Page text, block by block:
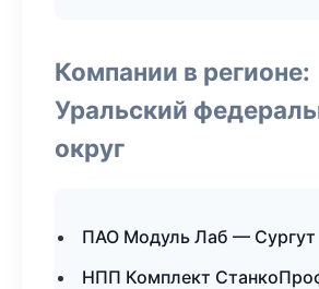
Компании в регионе:
Уральский
округ
ПАО Модуль Лаб — Сургут
НПП Комплект